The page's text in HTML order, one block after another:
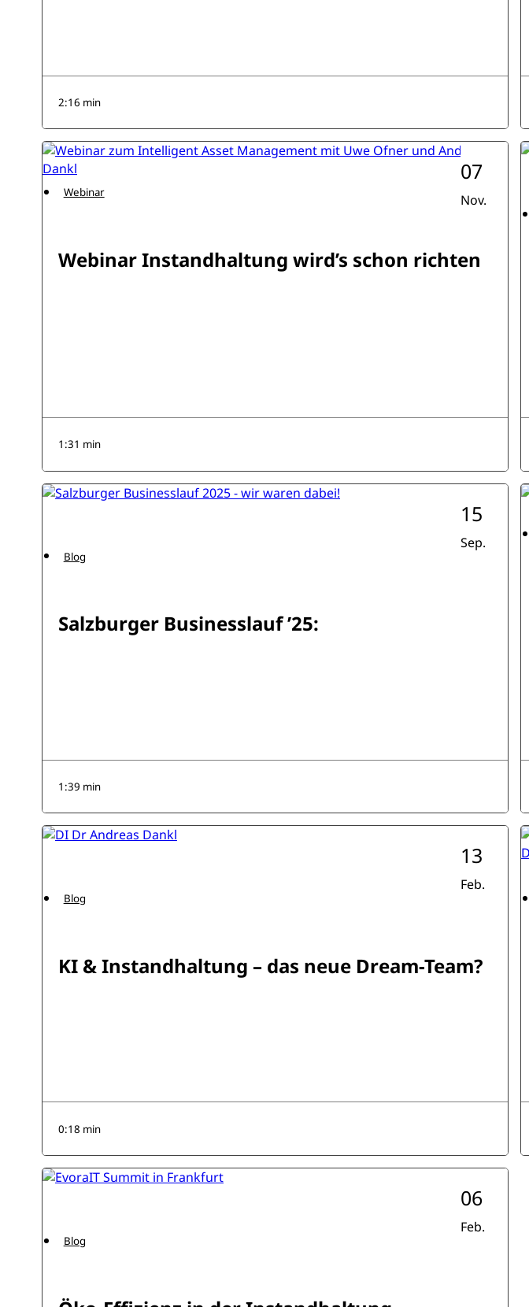
2:16 min
07
Nov.
Webinar Instandhaltung wird’s schon richten
Webinar
1:31 min
15
Sep.
Salzburger Businesslauf ’25:
Blog
1:39 min
13
Feb.
KI & Instandhaltung – das neue Dream-Team?
Blog
0:18 min
06
Feb.
Blog